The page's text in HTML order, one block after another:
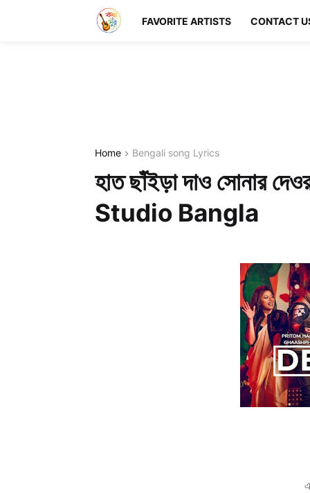
FAVORITE ARTISTS CONTACT
Home Bengali song Lyrics
হাত ছাঁইড়া দাও সোনার
Studio Bangla